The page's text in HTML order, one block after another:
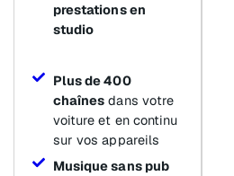
prestations en
studio
Plus de 400
chaînes dans votre
voiture et en continu
sur vos appareils
Musique sans pub